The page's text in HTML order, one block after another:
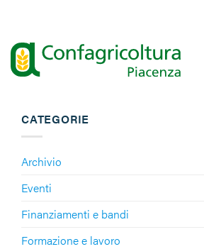
contenuti
CATEGORIE
Archivio
Eventi
Finanziamenti e bandi
Formazione e lavoro